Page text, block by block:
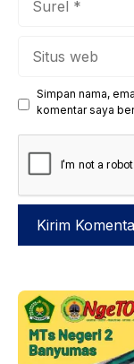
Simpan nama,
komentar saya